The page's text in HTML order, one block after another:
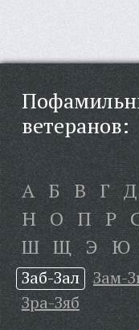
ветеранов:
А Б В Г Д
Н О П Р
Ш Щ Э Ю
Заб-Зал Зам-
Зра-Зяб